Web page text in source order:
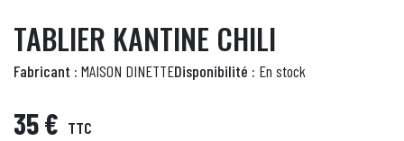
TABLIER KANTINE CHILI
Fabricant : MAISON DINETTEDisponibilité : En stock
35 € TTC